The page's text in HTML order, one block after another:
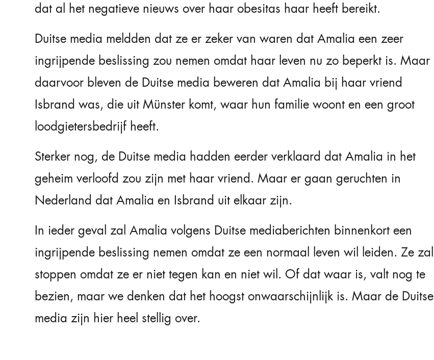
dat al het negatieve nieuws over haar obesitas haar heeft bereikt.
Duitse media meldden dat ze er zeker van waren dat Amalia een zeer
ingrijpende beslissing zou nemen omdat haar leven nu zo beperkt is. Maar
daarvoor bleven de Duitse media beweren dat Amalia bij haar vriend
Isbrand was, die uit Münster komt, waar hun familie woont en een groot
loodgietersbedrijf heeft.
Sterker nog, de Duitse media hadden eerder verklaard dat Amalia in het
geheim verloofd zou zijn met haar vriend. Maar er gaan geruchten in
Nederland dat Amalia en Isbrand uit elkaar zijn.
In ieder geval zal Amalia volgens Duitse mediaberichten binnenkort een
ingrijpende beslissing nemen omdat ze een normaal leven wil leiden. Ze zal
stoppen omdat ze er niet tegen kan en niet wil. Of dat waar is, valt nog te
bezien, maar we denken dat het hoogst onwaarschijnlijk is. Maar de Duitse
media zijn hier heel stellig over.